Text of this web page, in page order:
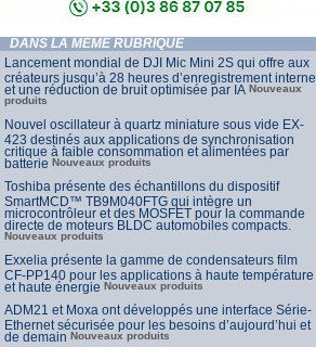
DANS LA MÊME RUBRIQUE
Lancement mondial de DJI Mic Mini 2S qui offre aux
créateurs jusqu’à 28 heures d’enregistrement interne
et une réduction de bruit optimisée par IA Nouveaux
produits
Nouvel oscillateur à quartz miniature sous vide EX-
423 destinés aux applications de synchronisation
critique à faible consommation et alimentées par
batterie Nouveaux produits
Toshiba présente des échantillons du dispositif
SmartMCD™ TB9M040FTG qui intègre un
microcontrôleur et des MOSFET pour la commande
directe de moteurs BLDC automobiles compacts.
Nouveaux produits
Exxelia présente la gamme de condensateurs film
CF-PP140 pour les applications à haute température
et haute énergie Nouveaux produits
ADM21 et Moxa ont développés une interface Série-
Ethernet sécurisée pour les besoins d’aujourd’hui et
de demain Nouveaux produits